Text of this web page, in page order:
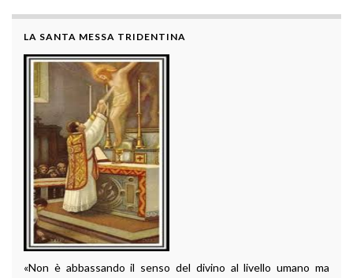
LA SANTA MESSA TRIDENTINA
«Non è abbassando il senso del divino al livello umano ma